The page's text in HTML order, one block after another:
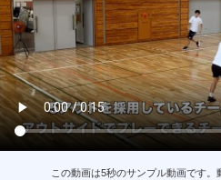
この動画は5秒のサンプル動画です。